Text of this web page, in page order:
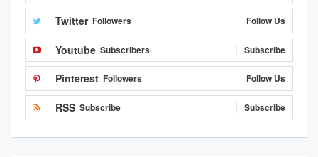
Twitter Followers Follow Us
Youtube Subscribers Subscribe
Pinterest Followers Follow Us
RSS Subscribe Subscribe